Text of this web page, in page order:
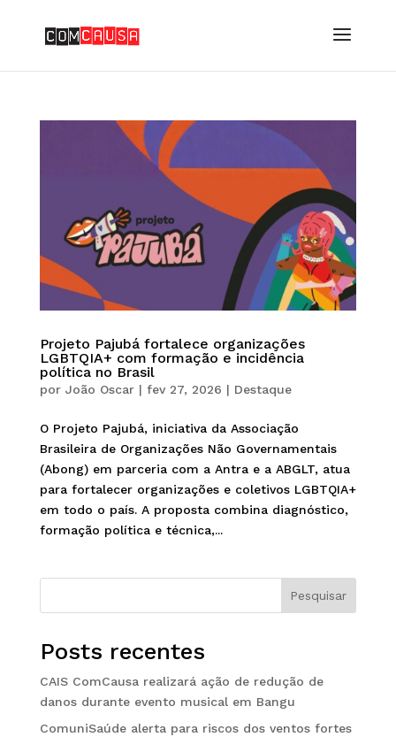
Projeto Pajubá fortalece organizações
LGBTQIA+ com formação e incidência
política no Brasil
por João Oscar| fev 27, 2026 | Destaque
O Projeto Pajubá, iniciativa da Associação
Brasileira de Organizações Não Governamentais
(Abong) em parceria com a Antra e a ABGLT, atua
para fortalecer organizações e coletivos LGBTQIA+
em todo o país. A proposta combina diagnóstico,
formação política e técnica,...
Pesquisar
Posts recentes
CAIS ComCausa realizará ação de redução de
danos durante evento musical em Bangu
ComuniSaúde alerta para riscos dos ventos fortes